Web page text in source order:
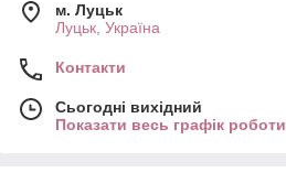
м. Луцьк
Луцьк, Україна
Контакти
Сьогодні вихідний
Показати весь графік роботи